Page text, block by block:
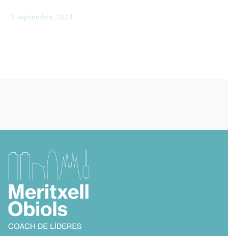
3 septiembre, 2024